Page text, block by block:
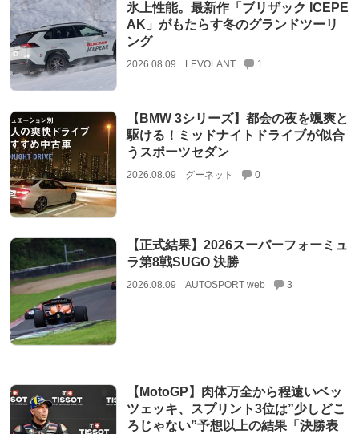
氷上性能。最新作「ブリザック ICEPE
AK」がもたらす冬のグランドツーリ
ング
2026.08.09 LEVOLANT 1
【BMW 3シリーズ】都会の夜を颯爽と
駆ける！ミッドナイトドライブが似合
うスポーツセダン
2026.08.09 グーネット 0
【正式結果】2026スーパーフォーミュ
ラ第8戦SUGO 決勝
2026.08.09 AUTOSPORT web 3
【MotoGP】肉体万全から程遠いベッ
ツェッキ、スプリント3位は”少しどこ
ろじゃない”予想以上の結果「決勝表